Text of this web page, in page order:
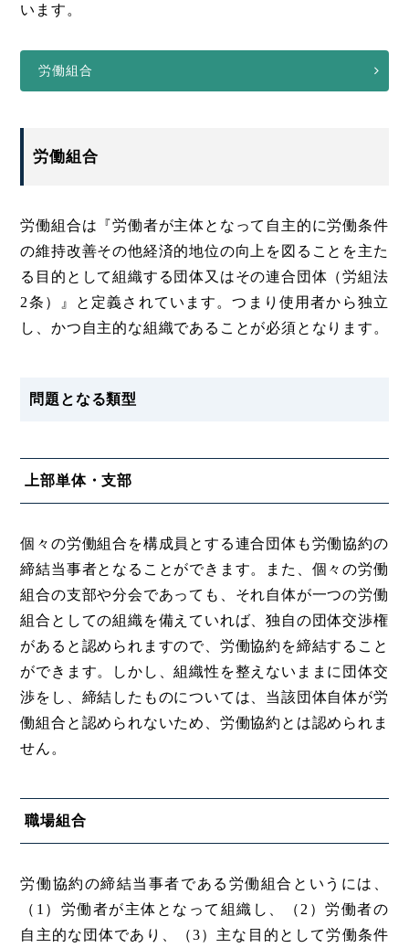
います。
労働組合
労働組合
労働組合は『労働者が主体となって自主的に労働条件
の維持改善その他経済的地位の向上を図ることを主た
る目的として組織する団体又はその連合団体（労組法
2条）』と定義されています。つまり使用者から独立
し、かつ自主的な組織であることが必須となります。
問題となる類型
上部単体・支部
個々の労働組合を構成員とする連合団体も労働協約の
締結当事者となることができます。また、個々の労働
組合の支部や分会であっても、それ自体が一つの労働
組合としての組織を備えていれば、独自の団体交渉権
があると認められますので、労働協約を締結すること
ができます。しかし、組織性を整えないままに団体交
渉をし、締結したものについては、当該団体自体が労
働組合と認められないため、労働協約とは認められま
せん。
職場組合
労働協約の締結当事者である労働組合というには、
（1）労働者が主体となって組織し、（2）労働者の
自主的な団体であり、（3）主な目的として労働条件